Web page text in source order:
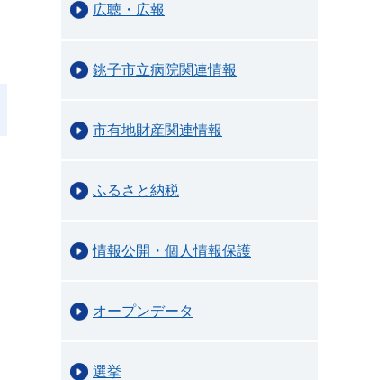
広聴・広報
銚子市立病院関連情報
市有地財産関連情報
ふるさと納税
情報公開・個人情報保護
オープンデータ
選挙